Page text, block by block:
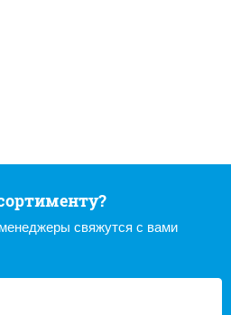
свяжутся с вами